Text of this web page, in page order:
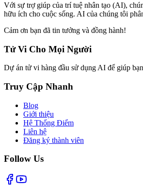
Với sự trợ giúp của trí tuệ nhân tạo (AI),
hữu ích cho cuộc sống. AI của chúng tôi
Cảm ơn bạn đã tin tưởng và đồng hành!
Tử Vi Cho Mọi Người
Dự án tử vi hàng đầu sử dụng AI để giúp
Truy Cập Nhanh
Blog
Giới thiệu
Hệ Thống Điểm
Liên hệ
Đăng ký thành viên
Follow Us